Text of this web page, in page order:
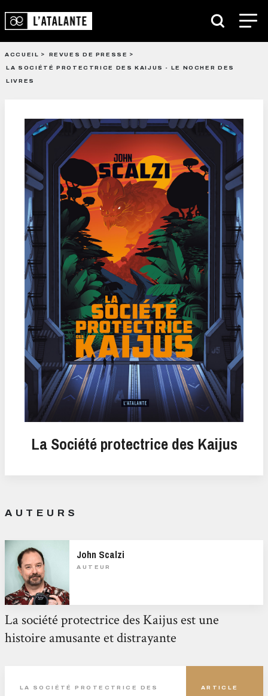
ACCUEIL
REVUES DE PRESSE
LA SOCIÉTÉ PROTECTRICE DES KAIJUS - LE NOCHER DES
LIVRES
La Société protectrice des Kaijus
AUTEURS
John Scalzi
AUTEUR
La société protectrice des Kaijus est une
histoire amusante et distrayante
LA SOCIÉTÉ PROTECTRICE DES
ARTICLE